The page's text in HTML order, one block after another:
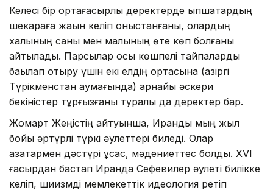
Келесі бір ортағасырлық деректерде қыпшақтардың
шекараға жақын келіп қоныстанғаны, олардың
халқының саны мен малының өте көп болғаны
айтылады. Парсылар осы көшпелі тайпаларды
бақылап отыру үшін екі елдің ортасына (қазіргі
Түрікменстан аумағында) арнайы әскери
бекіністер тұрғызғаны туралы да деректер бар.
Жомарт Жеңістің айтуынша, Иранды мың жыл
бойы әртүрлі түркі әулеттері биледі. Олар
қазақтармен дәстүрі ұқсас, мәдениеттес болды. ХVІ
ғасырдан бастап Иранда Сефевилер әулеті билікке
келіп, шиизмді мемлекеттік идеология ретіп